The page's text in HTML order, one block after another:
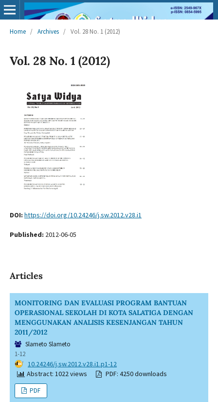
Home / Archives / Vol. 28 No. 1 (2012)
Vol. 28 No. 1 (2012)
DOI: https://doi.org/10.24246/j.sw.2012.v28.i1
Published: 2012-06-05
Articles
MONITORING DAN EVALUASI PROGRAM BANTUAN
OPERASIONAL SEKOLAH DI KOTA SALATIGA DENGAN
MENGGUNAKAN ANALISIS KESENJANGAN TAHUN
2011/2012
Slameto Slameto
1-12
DOI: 10.24246/j.sw.2012.v28.i1.p1-12
Abstract: 1022 views
PDF: 4250 downloads
PDF